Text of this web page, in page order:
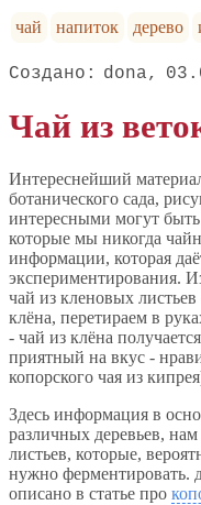
чай
напиток дерево
dona
Чай из
Интереснейший
ботанического сада,
интересными могут быть
которые мы никогда
информации, которая
экспериментирования.
чай из кленовых
клёна, перетираем в
- чай из клёна
приятный на вкус -
копорского чая из
Здесь информация в
различных деревьев,
листьев, которые,
нужно ферментировать.
описано в статье про